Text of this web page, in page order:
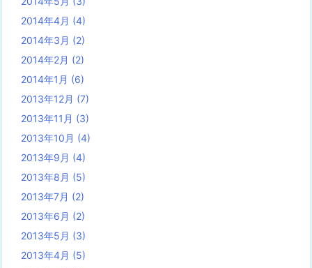
2014年4月 (4)
2014年3月 (2)
2014年2月 (2)
2014年1月 (6)
2013年12月 (7)
2013年11月 (3)
2013年10月 (4)
2013年9月 (4)
2013年8月 (5)
2013年7月 (2)
2013年6月 (2)
2013年5月 (3)
2013年4月 (5)